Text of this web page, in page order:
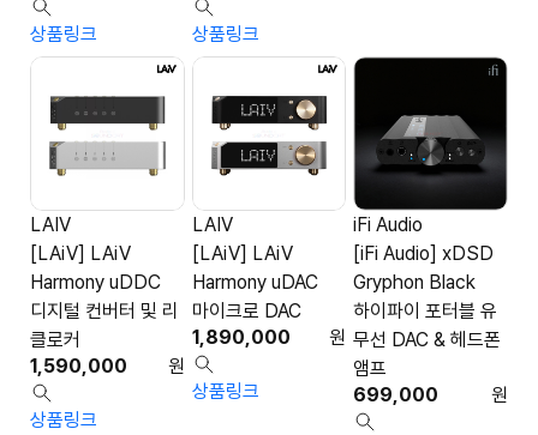
상품링크 상품링크
LAIV
[LAiV] LAiV
Harmony uDDC
디지털 컨버터 및 리
클로커
1,590,000
원
상품링크
LAIV
[LAiV] LAiV
Harmony uDAC
마이크로 DAC
1,890,000
원
상품링크
iFi Audio
[iFi Audio] xDSD
Gryphon Black
하이파이 포터블 유
무선 DAC & 헤드폰
앰프
699,000
원